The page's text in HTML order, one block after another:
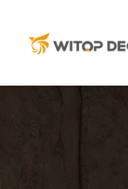
You are here: